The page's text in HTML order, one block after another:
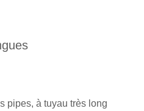
pipes, à tuyau très long